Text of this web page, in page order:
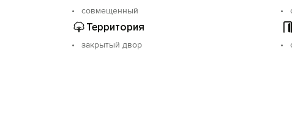
совмещенный
Территория
закрытый двор